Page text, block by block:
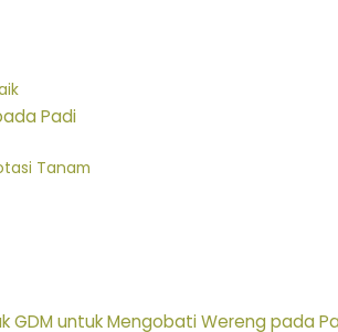
Padi
Tanam
GDM untuk Mengobati Wereng pada